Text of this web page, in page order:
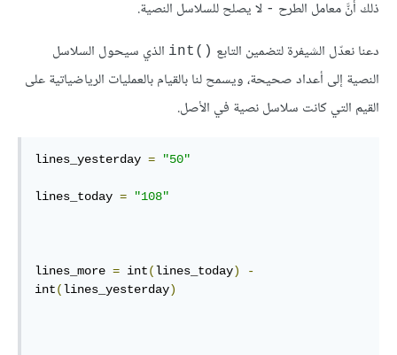
ذلك أنَّ معامل الطرح - لا يصلح للسلاسل النصية.
دعنا نعدّل الشيفرة لتضمين التابع int() ‎ الذي سيحول السلاسل
النصية إلى أعداد صحيحة، ويسمح لنا بالقيام بالعمليات الرياضياتية على
القيم التي كانت سلاسل نصية في الأصل.
lines_yesterday = "50"
lines_today = "108"
lines_more = int(lines_today)
-
int(lines_yesterday)